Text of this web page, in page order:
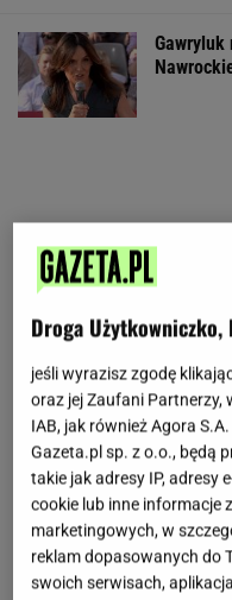
Gawryluk
Moby
Droga
jeśli wyrazisz zgodę
oraz jej Zaufani Partnerzy,
IAB, jak również Agora
Gazeta.pl sp. z o.o., będą
takie jak adresy IP, adresy
cookie lub inne informacje
marketingowych, w
reklam dopasowanych do
swoich serwisach,